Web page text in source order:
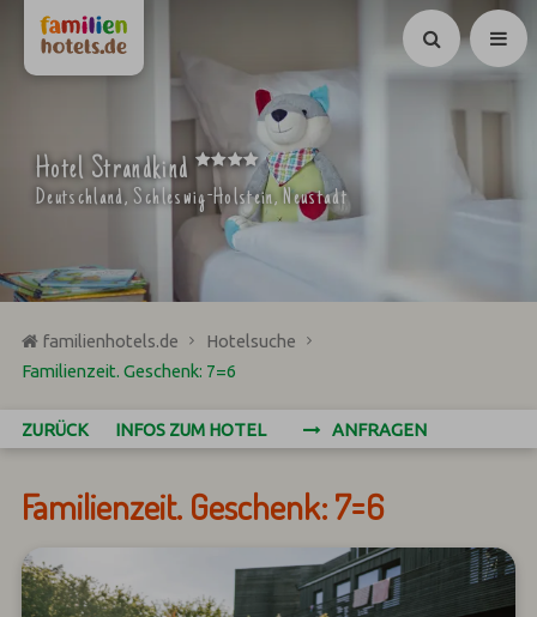
Suchen
Hotel Strandkind ****
Deutschland, Schleswig-Holstein, Neustadt
familienhotels.de
Hotelsuche
Familienzeit. Geschenk: 7=6
ZURÜCK INFOS ZUM HOTEL ANFRAGEN
Familienzeit. Geschenk: 7=6